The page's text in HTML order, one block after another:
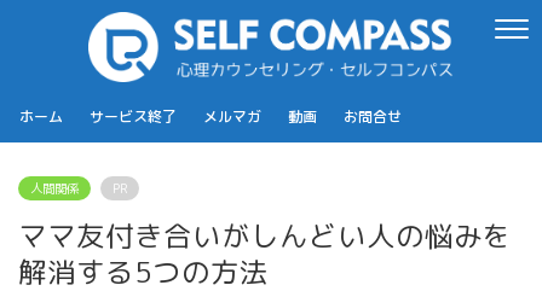
ホーム サービス終了 メルマガ 動画 お問合せ
人間関係 PR
ママ友付き合いがしんどい人の悩みを
解消する5つの方法